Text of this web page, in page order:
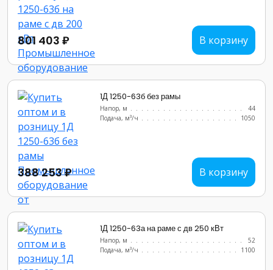
801 403 ₽ В корзину
1Д 1250-63б без рамы
Напор, м
44
Подача, м³/ч
1050
388 253 ₽ В корзину
1Д 1250-63а на раме с дв 250 кВт
Напор, м
52
Подача, м³/ч
1100